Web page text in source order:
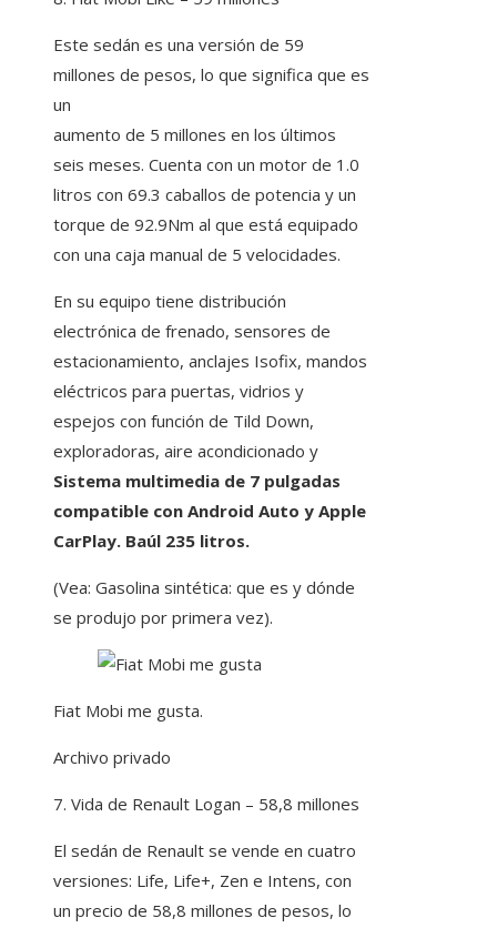
Este sedán es una versión de 59
millones de pesos, lo que significa que es
un
aumento de 5 millones en los últimos
seis meses. Cuenta con un motor de 1.0
litros con 69.3 caballos de potencia y un
torque de 92.9Nm al que está equipado
con una caja manual de 5 velocidades.
En su equipo tiene distribución
electrónica de frenado, sensores de
estacionamiento, anclajes Isofix, mandos
eléctricos para puertas, vidrios y
espejos con función de Tild Down,
exploradoras, aire acondicionado y
Sistema multimedia de 7 pulgadas
compatible con Android Auto y Apple
CarPlay. Baúl 235 litros.
(Vea: Gasolina sintética: que es y dónde
se produjo por primera vez).
Fiat Mobi me gusta.
Archivo privado
7. Vida de Renault Logan – 58,8 millones
El sedán de Renault se vende en cuatro
versiones: Life, Life+, Zen e Intens, con
un precio de 58,8 millones de pesos, lo